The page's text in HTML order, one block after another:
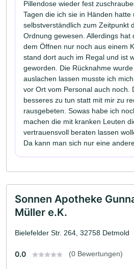
Pillendose wieder fest
Tagen die ich sie in Händen hatte
selbstverständlich zum Zeitpunkt
Ordnung gewesen. Allerdings hat
dem Öffnen nur noch aus einem
stand dort auch im Regal und ist
geworden. Die Rücknahme
auslachen lassen musste ich
vor Ort vom Personal auch noch.
besseres zu tun statt mit mir zu
rausgebeten. Sowas habe ich
machen die mit kranken Leuten
vertrauensvoll beraten lassen
Da kann man sich nur eine
Sonnen Apotheke
Müller e.K.
Bielefelder Str. 264, 32758 Detmold
0.0 (0 Bewertungen)